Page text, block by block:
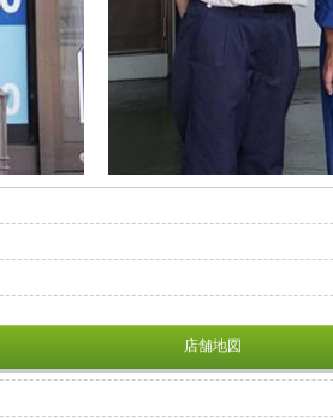
店舗地図